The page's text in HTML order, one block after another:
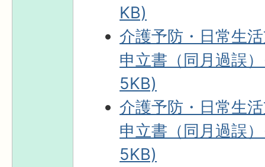
KB)
介護予防・日常生
申立書（同月過誤
5KB)
介護予防・日常生
申立書（同月過誤
5KB)